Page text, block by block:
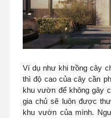
Ví dụ như khi trồng cây
thì độ cao của cây cần
khu vườn để không gây
gia chủ sẽ luôn được
khu vườn của mình.